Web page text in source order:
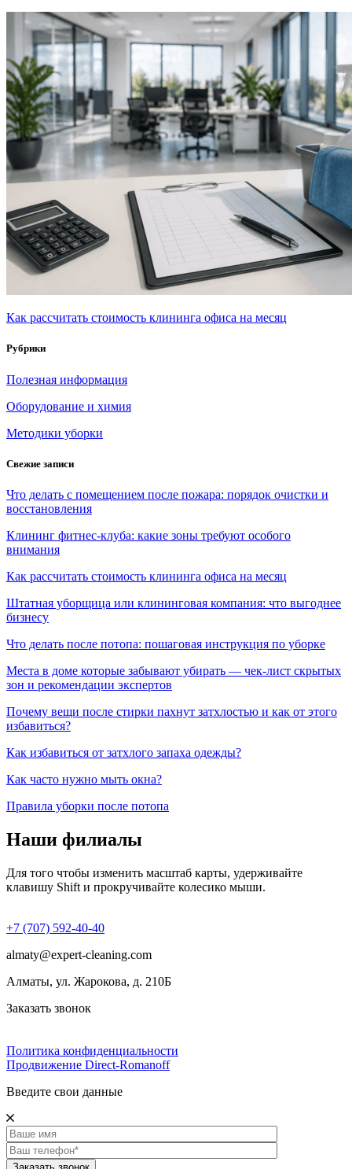
Как рассчитать стоимость клининга офиса на месяц
Рубрики
Полезная информация
Оборудование и химия
Методики уборки
Свежие записи
Что делать с помещением после пожара: порядок очистки и
восстановления
Клининг фитнес-клуба: какие зоны требуют особого
внимания
Как рассчитать стоимость клининга офиса на месяц
Штатная уборщица или клининговая компания: что выгоднее
бизнесу
Что делать после потопа: пошаговая инструкция по уборке
Места в доме которые забывают убирать — чек-лист скрытых
зон и рекомендации экспертов
Почему вещи после стирки пахнут затхлостью и как от этого
избавиться?
Как избавиться от затхлого запаха одежды?
Как часто нужно мыть окна?
Правила уборки после потопа
Наши филиалы
Для того чтобы изменить масштаб карты, удерживайте
клавишу Shift и прокручивайте колесико мыши.
+7 (707) 592-40-40
almaty@expert-cleaning.com
Алматы, ул. Жарокова, д. 210Б
Заказать звонок
Политика конфиденциальности
Продвижение Direct‑Romanoff
Введите свои данные